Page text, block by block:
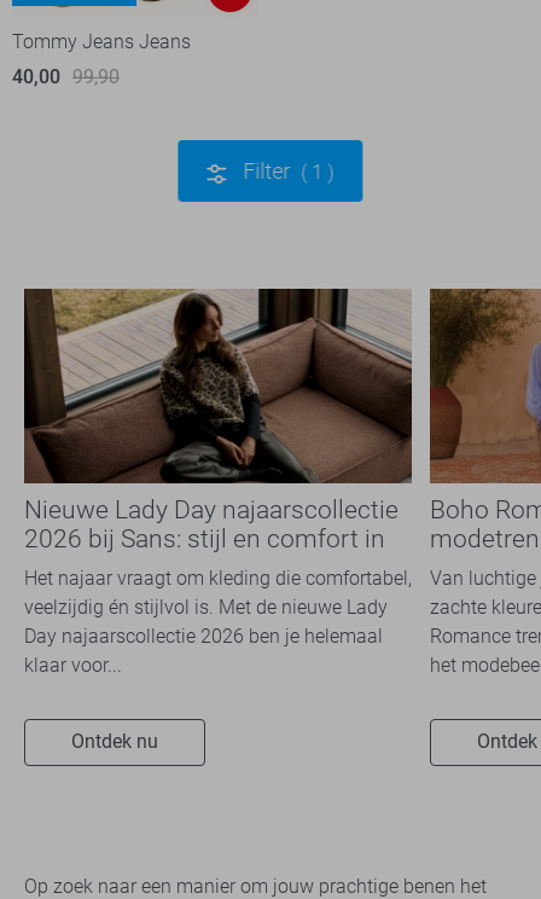
Tommy Jeans Jeans
40,00 99,90
Filter 1
Nieuwe Lady Day najaarscollectie
2026 bij Sans: stijl en comfort in
travelkwaliteit
Het najaar vraagt om kleding die comfortabel,
veelzijdig én stijlvol is. Met de nieuwe Lady
Day najaarscollectie 2026 ben je helemaal
klaar voor...
Ontdek nu
Boho
overal
Van luchtige
zachte
Romance
het
Op zoek naar een manier om jouw prachtige benen het